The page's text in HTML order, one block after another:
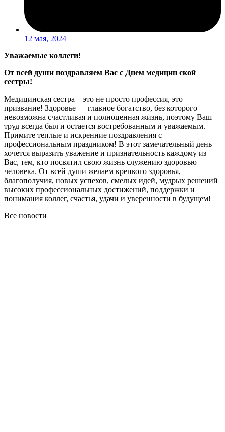
12 мая, 2024
Уважаемые коллеги!
От всей души поздравляем Вас с Днем медицин ской
сестры!
Медицинская сестра – это не просто профессия, это
призвание! Здоровье — главное богатство, без которого
невозможна счастливая и полноценная жизнь, поэтому Ваш
труд всегда был и остается востребованным и уважаемым.
Примите теплые и искренние поздравления с
профессиональным праздником! В этот замечательный день
хочется выразить уважение и признательность каждому из
Вас, тем, кто посвятил свою жизнь служению здоровью
человека. От всей души желаем крепкого здоровья,
благополучия, новых успехов, смелых идей, мудрых решений
высоких профессиональных достижений, поддержки и
понимания коллег, счастья, удачи и уверенности в будущем!
Все новости